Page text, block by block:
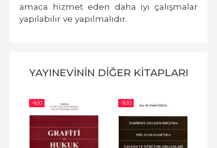
amaca hizmet eden daha iyi çalışmalar
yapılabilir ve yapılmalıdır.
YAYINEVININ DIĞER KITAPLARI
-%10 -%10